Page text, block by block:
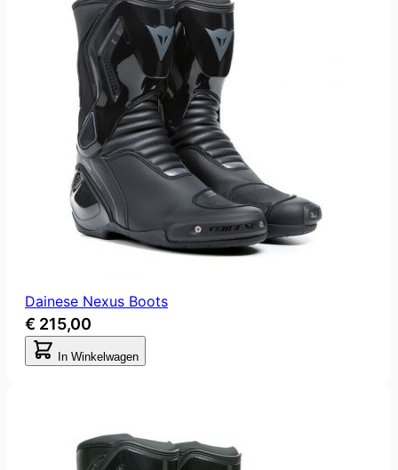
Dainese Nexus Boots
€ 215,00
In Winkelwagen